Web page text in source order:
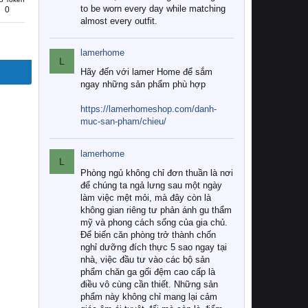
0
to be worn every day while matching
almost every outfit.
L
lamerhome
Hãy đến với lamer Home để sắm
ngay những sản phẩm phù hợp
https://lamerhomeshop.com/danh-
muc-san-pham/chieu/
L
lamerhome
Phòng ngủ không chỉ đơn thuần là nơi
để chúng ta ngả lưng sau một ngày
làm việc mệt mỏi, mà đây còn là
không gian riêng tư phản ánh gu thẩm
mỹ và phong cách sống của gia chủ.
Để biến căn phòng trở thành chốn
nghỉ dưỡng đích thực 5 sao ngay tại
nhà, việc đầu tư vào các bộ sản
phẩm chăn ga gối đệm cao cấp là
điều vô cùng cần thiết. Những sản
phẩm này không chỉ mang lại cảm